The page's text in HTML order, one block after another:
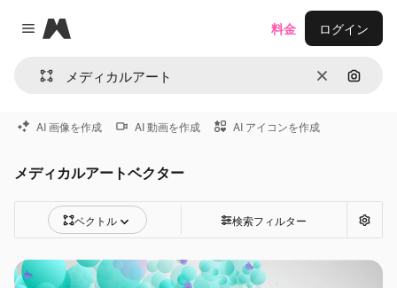
Close menu
Magnific
消去 画像で
料金 ログイン
AI 画像を作成 AI 動画を作成 AI アイコンを作成
メディカルアートベクター
ベクトル 検索フィルター